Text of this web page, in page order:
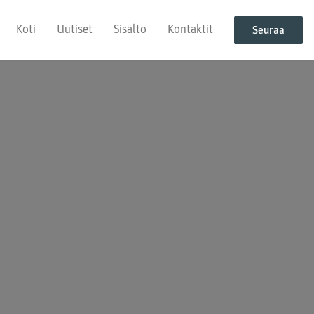
Koti Uutiset Sisältö Kontaktit Seuraa